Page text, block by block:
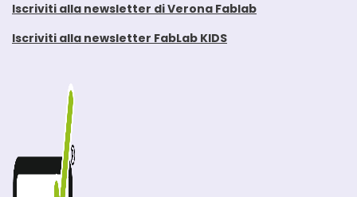
Iscriviti alla newsletter di Verona Fablab
Iscriviti alla newsletter FabLab KIDS